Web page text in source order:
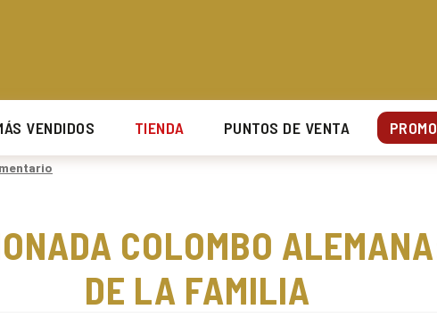
VENDIDOS TIENDA PUNTOS DE VENTA
COLOMBO
DE LA FAMILIA